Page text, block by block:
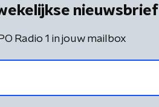
nieuwsbrief
Radio 1 in jouw mailbox